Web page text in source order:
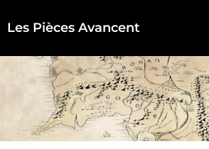
au
contenu
Les Pièces Avancent